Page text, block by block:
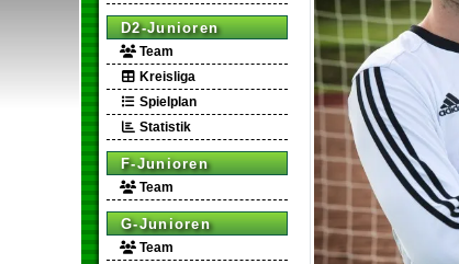
D2-Junioren
Team
Kreisliga
Spielplan
Statistik
F-Junioren
Team
G-Junioren
Team